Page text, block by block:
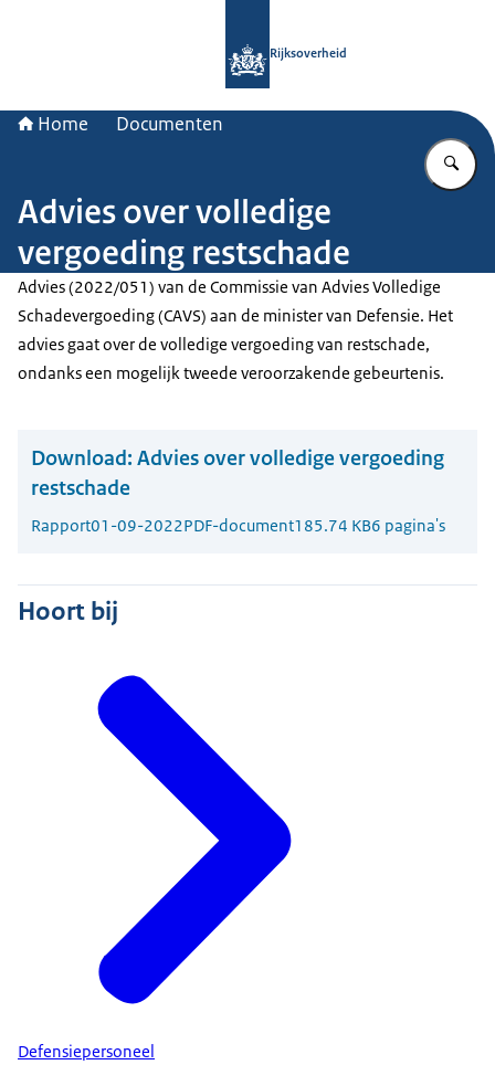
Rijksoverheid
Home Documenten
Advies over volledige
vergoeding restschade
Advies (2022/051) van de Commissie van Advies Volledige
Schadevergoeding (CAVS) aan de minister van Defensie. Het
advies gaat over de volledige vergoeding van restschade,
ondanks een mogelijk tweede veroorzakende gebeurtenis.
Download: Advies over volledige vergoeding
restschade
Rapport01-09-2022PDF-document185.74 KB6 pagina's
Hoort bij
Defensiepersoneel